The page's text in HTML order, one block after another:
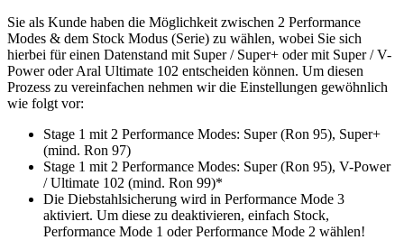
Sie als Kunde haben die Möglichkeit zwischen 2 Performance
Modes & dem Stock Modus (Serie) zu wählen, wobei Sie sich
hierbei für einen Datenstand mit Super / Super+ oder mit Super / V-
Power oder Aral Ultimate 102 entscheiden können. Um diesen
Prozess zu vereinfachen nehmen wir die Einstellungen gewöhnlich
wie folgt vor:
Stage 1 mit 2 Performance Modes: Super (Ron 95), Super+
(mind. Ron 97)
Stage 1 mit 2 Performance Modes: Super (Ron 95), V-Power
/ Ultimate 102 (mind. Ron 99)*
Die Diebstahlsicherung wird in Performance Mode 3
aktiviert. Um diese zu deaktivieren, einfach Stock,
Performance Mode 1 oder Performance Mode 2 wählen!